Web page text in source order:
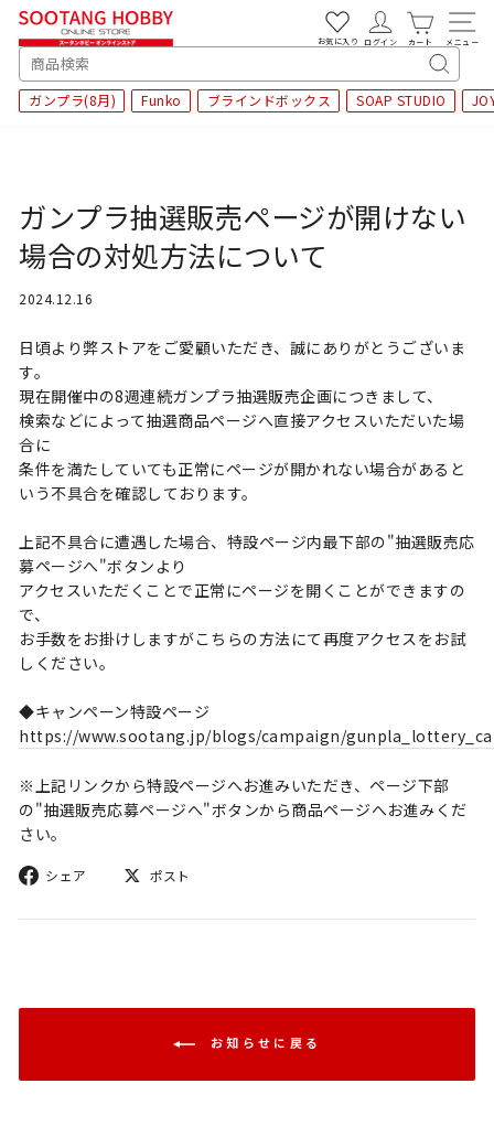
SEARCH
キ
ー
索
ガンプラ(8月) Funko ブラインドボックス SOAP STUDIO
お気に入り ログイン カート メニュー
ガンプラ抽選販売ページが開けない
場合の対処方法について
2024.12.16
日頃より弊ストアをご愛顧いただき、誠にありがとうございま
す。
現在開催中の8週連続ガンプラ抽選販売企画につきまして、
検索などによって抽選商品ページへ直接アクセスいただいた場
合に
条件を満たしていても正常にページが開かれない場合があると
いう不具合を確認しております。
上記不具合に遭遇した場合、特設ページ内最下部の"抽選販売応
募ページへ"ボタンより
アクセスいただくことで正常にページを開くことができますの
で、
お手数をお掛けしますがこちらの方法にて再度アクセスをお試
しください。
◆キャンペーン特設ページ
https://www.sootang.jp/blogs/campaign/
※上記リンクから特設ページへお進みいただき、ページ下部
の"抽選販売応募ページへ"ボタンから商品ページへお進みくだ
さい。
シェア
ア
ポスト
ト
お知らせに戻る